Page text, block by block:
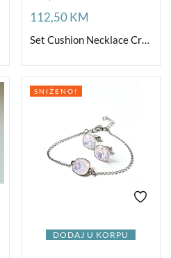
112,50KM
Set Cushion Necklace Crystal Ag
DODAJ U KORPU
SNIŽENO!